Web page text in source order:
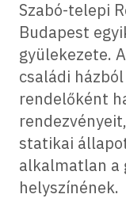
Szabó-telepi
Budapest
gyülekezete.
családi
rendelőként
statikai
alkalmatlan a
helyszínének.